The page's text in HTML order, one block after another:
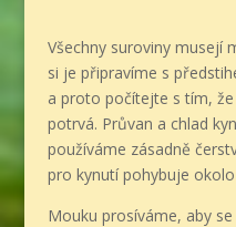
Všechny suroviny
si je připravíme s
a proto počítejte s tím,
potrvá. Průvan a chlad
používáme zásadně
pro kynutí pohybuje
Mouku prosíváme, aby